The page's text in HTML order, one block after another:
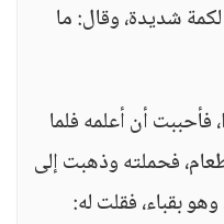
شديدة، وقال: ما
أن أعلمه فلما
فحملته وذهبت إلى
بقباء، فقلت له: